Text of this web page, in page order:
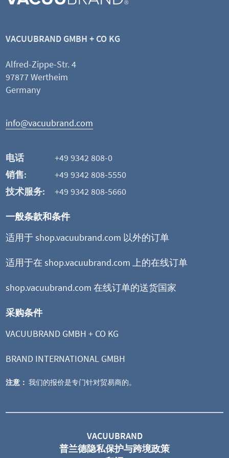
查看产品
极限真空 1 mbar
VACUUBRAND GMBH + CO KG
Alfred-Zippe-Str. 4
97877 Wertheim
Germany
info@vacuubrand.com
电话
+49 9342 808-0
销售:
+49 9342 808-5550
技术服务:
+49 9342 808-5660
一般条款和条件
适用于 shop.vacuubrand.com 以外的订单
适用于在 shop.vacuubrand.com 上的在线订单
shop.vacuubrand.com 在线订单的送货国家
采购条件
VACUUBRAND GMBH + CO KG
BRAND INTERNATIONAL GMBH
注意： 我们的报价是专门针对贸易商的。
VACUUBRAND
普兰德隐私保护与跨境政策